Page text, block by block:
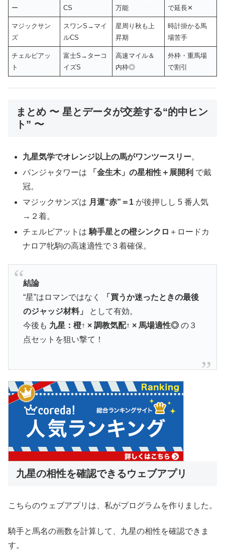
ー
CS
万能
で延長✕
マジックサン
ズ
スワンS→マイ
ルCS
星周り秋も上
昇期
時計掛かる馬
場苦手
チェルビアッ
ト
富士S→ターコ
イズS
高速マイル＆
内枠◎
外枠・重馬場
で割引
まとめ 〜 星とデータが交差する“的中ヒン
ト” 〜
九星気学でオレンジ以上の馬がワンツースリー。
パンジャタワーは
「金生木」の星相性＋展開利 で戴
冠。
マジックサンズは 月運“赤”＝1 が後押しし 5 番人気
→２着。
チェルビアットは騎手星との橙シンクロ ＋ロードカ
ナロア牝駒の高速適性で３着確保。
結論
“星”はロマンではなく
「買うか迷ったときの最後
のジャッジ材料」
として有効。
今後も 九星：橙↑ × 調教気配↑ × 馬場適性◎の３
点セットを狙い撃て！
九星の相性を確認できるウェブアプリ
こちらのウェブアプリは、私がプログラムを作りました。
騎手と馬名の画数を計算して、九星の相性を確認できま
す。